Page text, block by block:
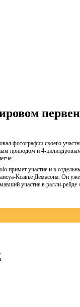
фотографии своего
приводом и 4-
примет участие и в
Ксавье Демасона. Он
участие в ралли-рейде